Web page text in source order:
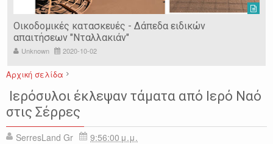
Οικοδομικές κατασκευές - Δάπεδα ειδικών
απαιτήσεων "Νταλλακιάν"
Unknown 2020-10-02
Αρχική σελίδα
ΑΣΤΥΝΟΜΙΚΑ
ΕΙΔΗΣΕΙΣ ΗΡΑΚΛΕΙΑ ΣΕΡΡΩΝ ΣΕΡΡΕΣ
Ιερόσυλοι έκλεψαν τάματα από Ιερό Ναό
στις Σέρρες
SerresLand Gr
9:56:00 μ.μ.
Ikaroi B.C.